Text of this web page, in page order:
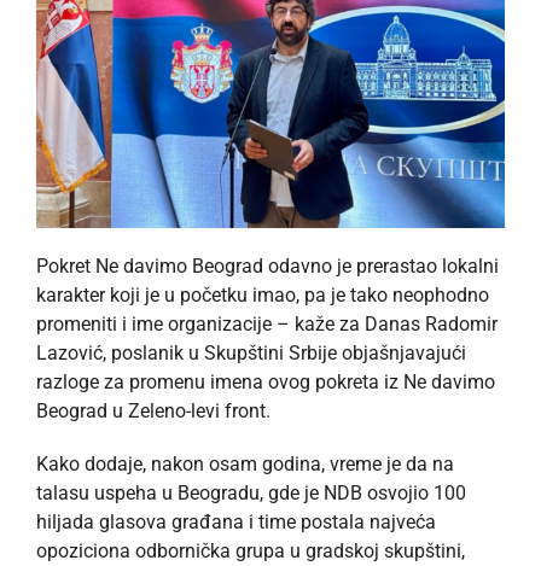
Pokret Ne davimo Beograd odavno je prerastao lokalni
karakter koji je u početku imao, pa je tako neophodno
promeniti i ime organizacije – kaže za Danas Radomir
Lazović, poslanik u Skupštini Srbije objašnjavajući
razloge za promenu imena ovog pokreta iz Ne davimo
Beograd u Zeleno-levi front.
Kako dodaje, nakon osam godina, vreme je da na
talasu uspeha u Beogradu, gde je NDB osvojio 100
hiljada glasova građana i time postala najveća
opoziciona odbornička grupa u gradskoj skupštini,